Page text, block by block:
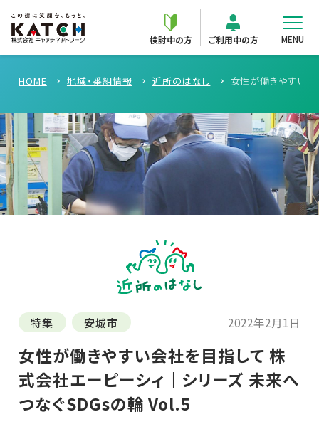
検討中の方 ご利用中の方 MENU
HOME 地域・番組情報 近所のはなし 女性が働きやすい
特集 安城市 2022年2月1日
女性が働きやすい会社を目指して 株
式会社エーピーシィ｜シリーズ 未来へ
つなぐSDGsの輪 Vol.5